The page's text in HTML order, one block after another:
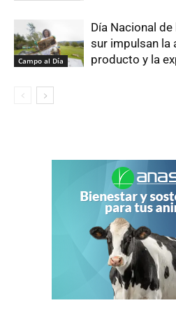
Campo al Día
Día Nacional
sur impulsan la
producto y la